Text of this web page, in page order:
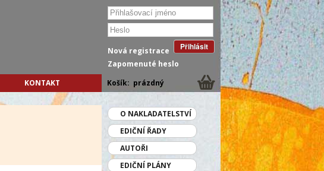
KONTAKT
O NAKLADATELSTVÍ
EDIČNÍ ŘADY
AUTOŘI
EDIČNÍ PLÁNY
Přihlásit
Nová registrace
Zapomenuté heslo
Košík: prázdný